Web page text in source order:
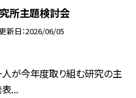
究所主題検討会
新日 2026/06/05
が今年度取り組む研究の主
...